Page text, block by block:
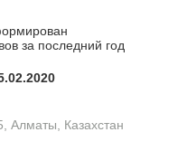
за последний год
Алматы, Казахстан